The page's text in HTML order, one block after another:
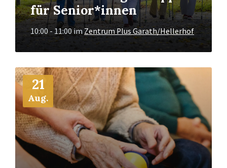
für Senior*innen
10:00 - 11:00imZentrum Plus Garath/Hellerhof
21
Aug.
Mehr
Info